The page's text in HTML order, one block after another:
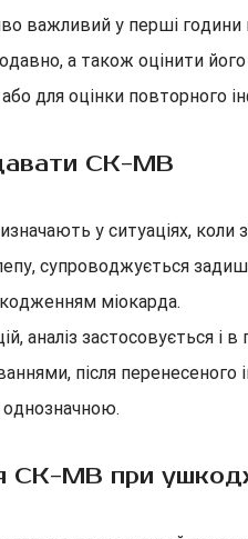
важливий у перші години
а також оцінити
для оцінки повторного
CK-MB
у ситуаціях,
супроводжується
міокарда.
аналіз застосовується
після перенесеного
однозначною.
CK-MB при